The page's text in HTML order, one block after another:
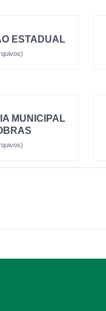
ESTADUAL
MUNICIPAL